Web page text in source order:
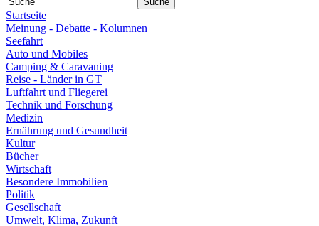
Startseite
Meinung - Debatte - Kolumnen
Seefahrt
Auto und Mobiles
Camping & Caravaning
Reise - Länder in GT
Luftfahrt und Fliegerei
Technik und Forschung
Medizin
Ernährung und Gesundheit
Kultur
Bücher
Wirtschaft
Besondere Immobilien
Politik
Gesellschaft
Umwelt, Klima, Zukunft